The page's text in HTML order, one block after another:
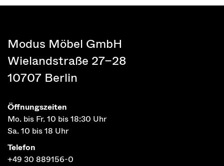
Modus Möbel GmbH
Wielandstraße 27–28
10707 Berlin
Öffnungszeiten
Mo. bis Fr. 10 bis 18:30 Uhr
Sa. 10 bis 18 Uhr
Telefon
+49 30 889156-0